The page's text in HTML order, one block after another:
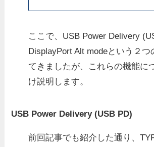
ここで、USB Power Delivery
DisplayPort Alt modeという２つ
てきましたが、これらの機能に
け説明します。
USB Power Delivery (USB PD)
前回記事でも紹介した通り、